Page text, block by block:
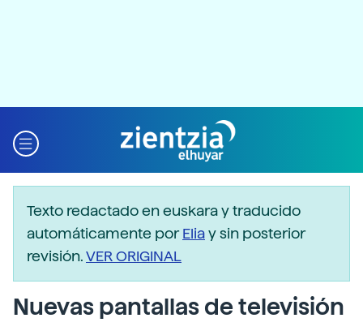
Texto redactado en euskara y traducido
automáticamente porEliay sin posterior
revisión.VER ORIGINAL
Nuevas pantallas de televisión